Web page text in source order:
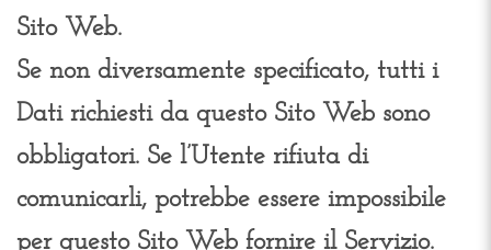
Sito Web.
Se non diversamente specificato, tutti i
Dati richiesti da questo Sito Web sono
obbligatori. Se l’Utente rifiuta di
comunicarli, potrebbe essere impossibile
per questo Sito Web fornire il Servizio.